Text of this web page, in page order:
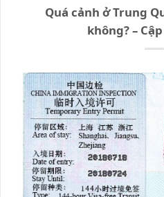
Quá cảnh ở Trung
không? –